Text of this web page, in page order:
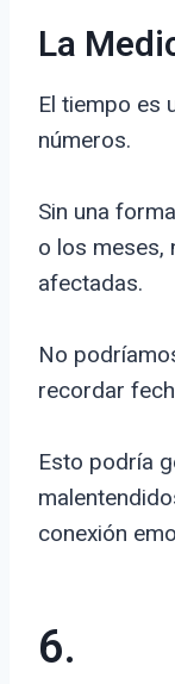
La
El tiempo es
números.
Sin una
o los meses,
afectadas.
No
recordar
Esto podría
conexión
6.